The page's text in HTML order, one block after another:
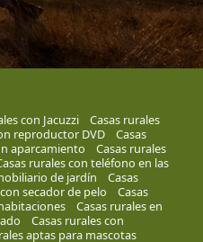
con Jacuzzi
Casas rurales
reproductor DVD
Casas
aparcamiento
Casas rurales
rurales con teléfono en las
de jardín
Casas
secador de pelo
Casas
Casas rurales en
Casas rurales con
aptas para mascotas